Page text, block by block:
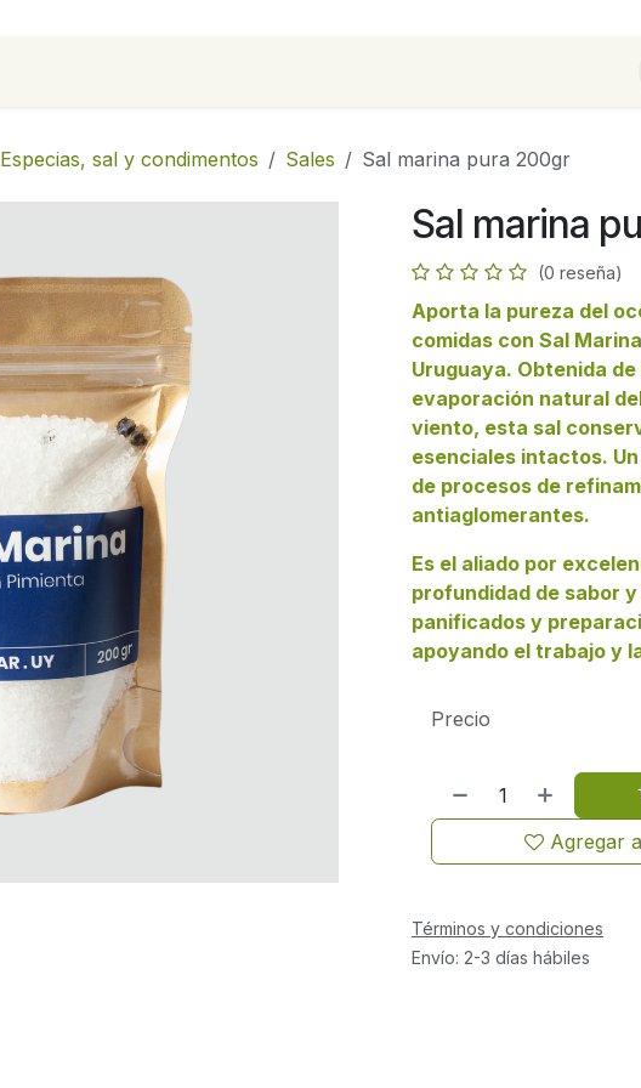
Especias, sal y condimentos Sales Sal marina pura 200gr
Sal marina
(0 reseña)
Aporta la pureza del
comidas con Sal
Uruguaya. Obtenida
evaporación natural
viento, esta sal
esenciales intactos.
de procesos de
antiaglomerantes.
Es el aliado por
profundidad de sabor
panificados y
apoyando el trabajo y
Agregar
Precio
Términos y condiciones
Envío: 2-3 días hábiles